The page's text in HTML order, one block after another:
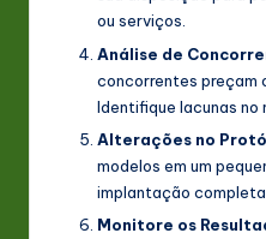
ou serviços.
Análise de
concorrentes preçam
Identifique lacunas no
Alterações no
modelos em um
implantação completa.
Monitore os